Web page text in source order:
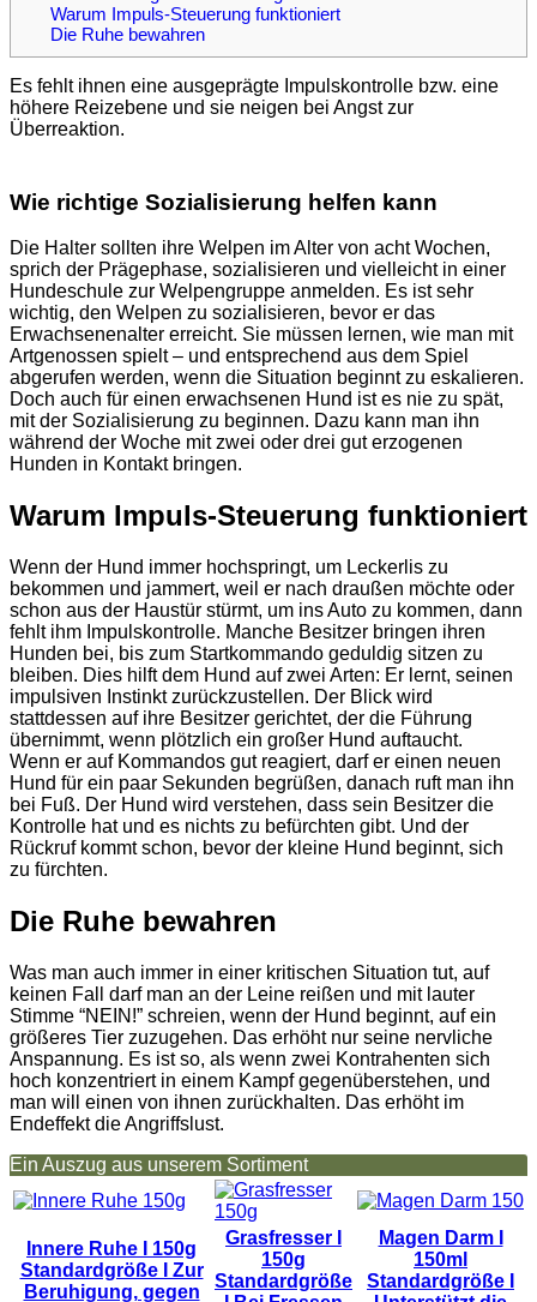
Warum Impuls-Steuerung funktioniert
Die Ruhe bewahren
Es fehlt ihnen eine ausgeprägte Impulskontrolle bzw. eine
höhere Reizebene und sie neigen bei Angst zur
Überreaktion.
Wie richtige Sozialisierung helfen kann
Die Halter sollten ihre Welpen im Alter von acht Wochen,
sprich der Prägephase, sozialisieren und vielleicht in einer
Hundeschule zur Welpengruppe anmelden. Es ist sehr
wichtig, den Welpen zu sozialisieren, bevor er das
Erwachsenenalter erreicht. Sie müssen lernen, wie man mit
Artgenossen spielt – und entsprechend aus dem Spiel
abgerufen werden, wenn die Situation beginnt zu eskalieren.
Doch auch für einen erwachsenen Hund ist es nie zu spät,
mit der Sozialisierung zu beginnen. Dazu kann man ihn
während der Woche mit zwei oder drei gut erzogenen
Hunden in Kontakt bringen.
Warum Impuls-Steuerung funktioniert
Wenn der Hund immer hochspringt, um Leckerlis zu
bekommen und jammert, weil er nach draußen möchte oder
schon aus der Haustür stürmt, um ins Auto zu kommen, dann
fehlt ihm Impulskontrolle. Manche Besitzer bringen ihren
Hunden bei, bis zum Startkommando geduldig sitzen zu
bleiben. Dies hilft dem Hund auf zwei Arten: Er lernt, seinen
impulsiven Instinkt zurückzustellen. Der Blick wird
stattdessen auf ihre Besitzer gerichtet, der die Führung
übernimmt, wenn plötzlich ein großer Hund auftaucht.
Wenn er auf Kommandos gut reagiert, darf er einen neuen
Hund für ein paar Sekunden begrüßen, danach ruft man ihn
bei Fuß. Der Hund wird verstehen, dass sein Besitzer die
Kontrolle hat und es nichts zu befürchten gibt. Und der
Rückruf kommt schon, bevor der kleine Hund beginnt, sich
zu fürchten.
Die Ruhe bewahren
Was man auch immer in einer kritischen Situation tut, auf
keinen Fall darf man an der Leine reißen und mit lauter
Stimme “NEIN!” schreien, wenn der Hund beginnt, auf ein
größeres Tier zuzugehen. Das erhöht nur seine nervliche
Anspannung. Es ist so, als wenn zwei Kontrahenten sich
hoch konzentriert in einem Kampf gegenüberstehen, und
man will einen von ihnen zurückhalten. Das erhöht im
Endeffekt die Angriffslust.
Ein Auszug aus unserem Sortiment
Innere Ruhe I 150g
Standardgröße I Zur
Beruhigung, gegen
Grasfresser I
150g
Standardgröße
Magen Darm I
150ml
Standardgröße I